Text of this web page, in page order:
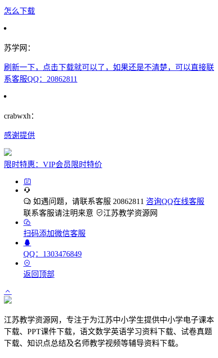
怎么下载
苏学网：
刷新一下，点击下载就可以了，如果还是不清楚，可以直接联
系客服QQ：20862811
crabwxh：
感谢提供
限时特惠：VIP会员限时特价
如遇问题，请联系客服 20862811 咨询QQ在线客服
联系客服请注明来意
江苏教学资源网
扫码添加微信客服
QQ：1303476849
返回顶部
江苏教学资源网，专注于为江苏中小学生提供中小学电子课本
下载、PPT课件下载，语文数学英语学习资料下载、试卷真题
下载、知识点总结及名师教学视频等辅导资料下载。